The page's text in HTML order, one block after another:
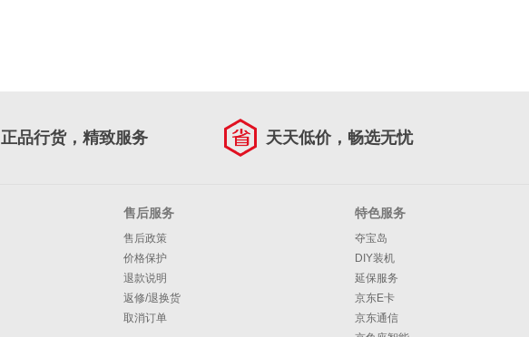
正品行货，精致服务 天天低价，畅选无忧
售后服务
售后政策
价格保护
退款说明
返修/退换货
取消订单
特色服务
夺宝岛
DIY装机
延保服务
京东E卡
京东通信